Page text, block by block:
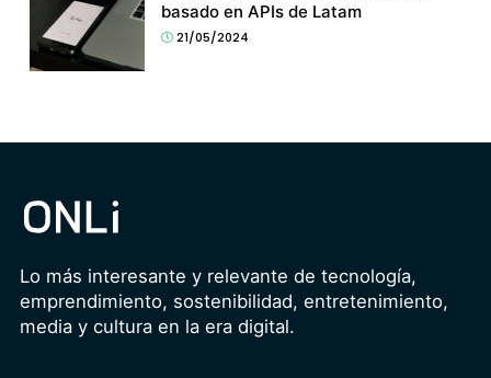
basado en APIs de Latam
21/05/2024
Lo más interesante y relevante de tecnología,
emprendimiento, sostenibilidad, entretenimiento,
media y cultura en la era digital.